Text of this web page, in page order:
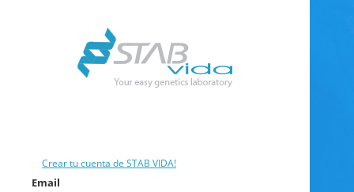
Crear tu cuenta de STAB VIDA!
Email